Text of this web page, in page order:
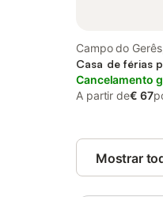
Campo do
Casa de férias
Cancelamento
A partir de€ 67
Mostrar